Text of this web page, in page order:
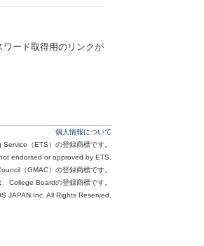
ード取得用のリンクが
個人情報について
（ETS）の登録商標です。
endorsed or approved by ETS.
（GMAC）の登録商標です。
College Boardの登録商標です。
JAPAN Inc. All Rights Reserved.